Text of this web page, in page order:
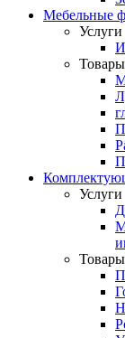
Мебельные
Услуги
Товары
Услуги
Товары